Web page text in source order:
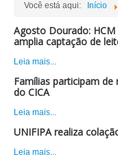
Você está aqui: Início
Agosto Dourado:
amplia captação de
Leia mais...
Famílias participam
do CICA
Leia mais...
UNIFIPA realiza
Leia mais...